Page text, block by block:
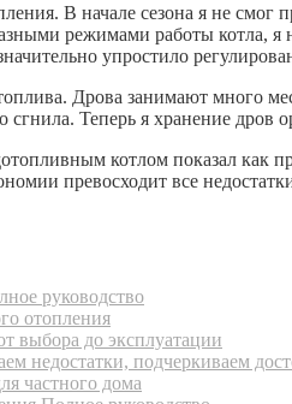
В начале сезона я не смог
режимами работы котла, я
упростило
Дрова занимают много
сгнила. Теперь я хранение дров
котлом показал как
превосходит все
руководство
отопления
выбора до эксплуатации
недостатки, подчеркиваем
частного дома